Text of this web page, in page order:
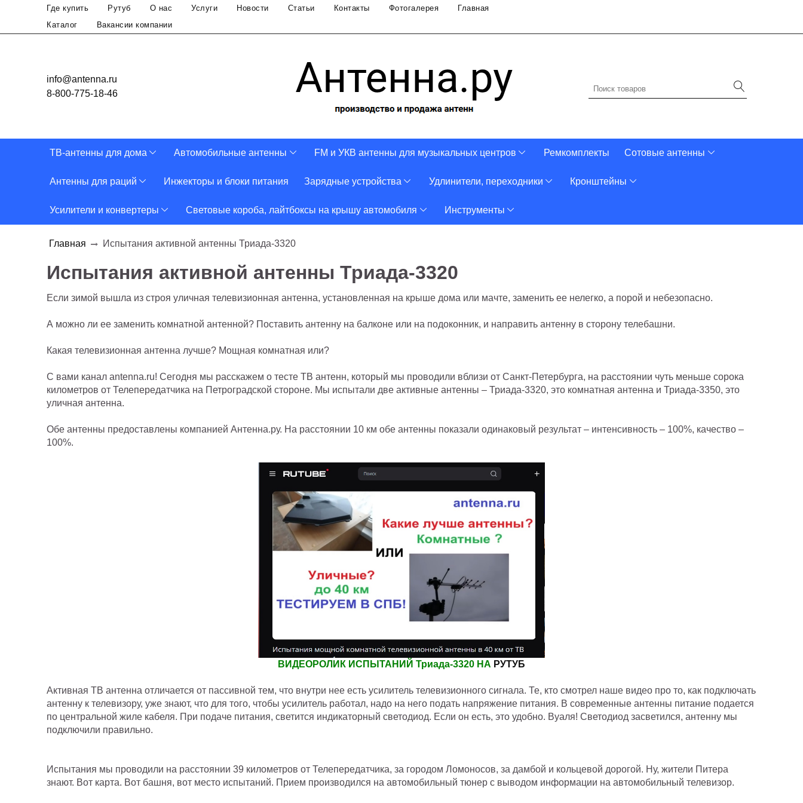
Где купить Рутуб О нас Услуги Новости Статьи Контакты Фотогалерея
Главная
Каталог
Вакансии компании
info@antenna.ru
8-800-775-18-46
ТВ-антенны для дома Автомобильные антенны FM и УКВ антенны для музыкальных центров Ремкомплекты Сотовые антенны
Антенны для раций Инжекторы и блоки питания Зарядные устройства Удлинители, переходники Кронштейны
Усилители и конвертеры Световые короба, лайтбоксы на крышу автомобиля Инструменты
Главная Испытания активной антенны Триада-3320
Испытания активной антенны Триада-3320
Если зимой вышла из строя уличная телевизионная антенна, установленная на крыше дома или мачте, заменить ее нелегко, а порой и небезопасно.
А можно ли ее заменить комнатной антенной? Поставить антенну на балконе или на подоконник, и направить антенну в сторону телебашни.
Какая телевизионная антенна лучше? Мощная комнатная или?
С вами канал antenna.ru! Сегодня мы расскажем о тесте ТВ антенн, который мы проводили вблизи от Санкт-Петербурга, на расстоянии чуть меньше сорока
километров от Телепередатчика на Петроградской стороне. Мы испытали две активные антенны – Триада-3320, это комнатная антенна и Триада-3350, это
уличная антенна.
Обе антенны предоставлены компанией Антенна.ру. На расстоянии 10 км обе антенны показали одинаковый результат – интенсивность – 100%, качество –
100%.
ВИДЕОРОЛИК ИСПЫТАНИЙ Триада-3320 НА РУТУБ
Активная ТВ антенна отличается от пассивной тем, что внутри нее есть усилитель телевизионного сигнала. Те, кто смотрел наше видео про то, как подключать
антенну к телевизору, уже знают, что для того, чтобы усилитель работал, надо на него подать напряжение питания. В современные антенны питание подается
по центральной жиле кабеля. При подаче питания, светится индикаторный светодиод. Если он есть, это удобно. Вуаля! Светодиод засветился, антенну мы
подключили правильно.
Испытания мы проводили на расстоянии 39 километров от Телепередатчика, за городом Ломоносов, за дамбой и кольцевой дорогой. Ну, жители Питера
знают. Вот карта. Вот башня, вот место испытаний. Прием производился на автомобильный тюнер с выводом информации на автомобильный телевизор.